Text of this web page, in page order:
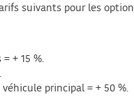
suivants pour les
+ 15 %.
principal = + 50 %.